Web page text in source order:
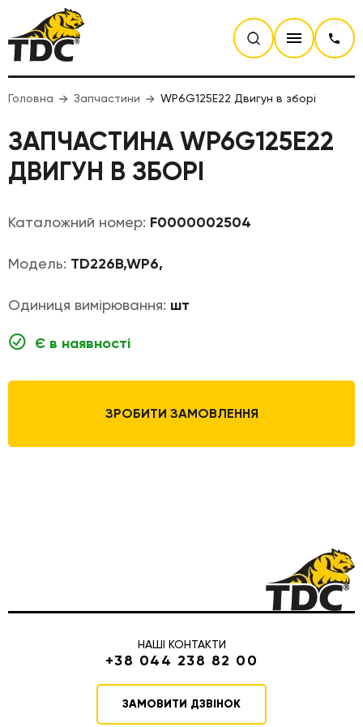
Головна Запчастини WP6G125E22 Двигун в зборі
ЗАПЧАСТИНА WP6G125E22
ДВИГУН В ЗБОРІ
Каталожний номер: F0000002504
Модель: TD226B,WP6,
Одиниця вимірювання: шт
Є в наявності
ЗРОБИТИ ЗАМОВЛЕННЯ
НАШІ КОНТАКТИ
+38 044 238 82 00
ЗАМОВИТИ ДЗВІНОК